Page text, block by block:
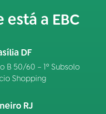
está a EBC
DF
B 50/60 – 1º Subsolo
Shopping
RJ